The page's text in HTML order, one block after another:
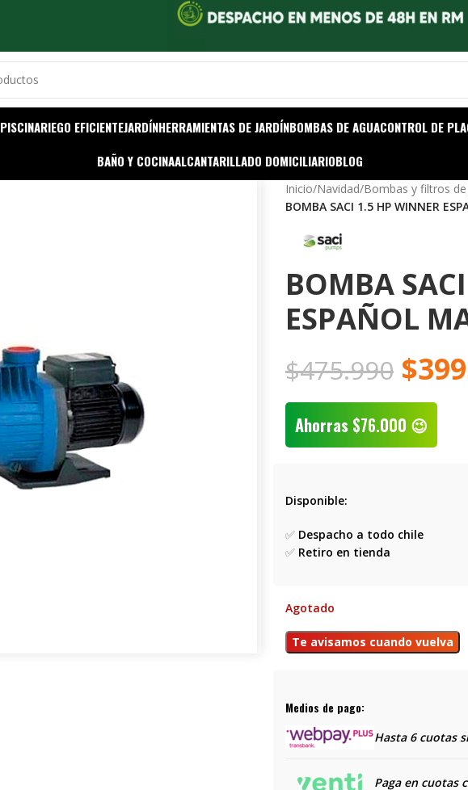
PISCINARIEGO EFICIENTEJARDÍNHERRAMIENTAS DE JARDÍNBOMBAS DE AGUACONTROL DE
BAÑO Y COCINAALCANTARILLADO DOMICILIARIOBLOG
Inicio/Navidad/Bombas y filtros
BOMBA SACI 1.5 HP WINNER
BOMBA
ESPAÑOL
$475.990 $
Ahorras $76.000 😉
Disponible:
✅ Despacho a todo chile
✅ Retiro en tienda
Agotado
Medios de pago:
Hasta 6 cuotas
Paga en cuotas